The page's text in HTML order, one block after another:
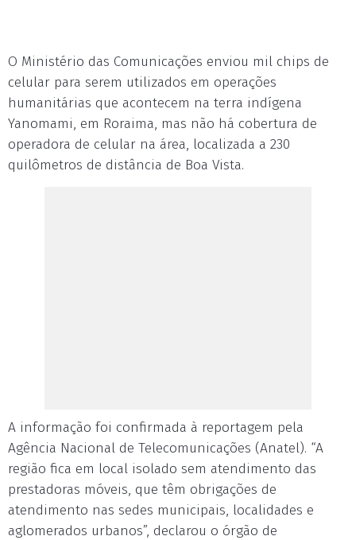
O Ministério das Comunicações enviou mil chips de
celular para serem utilizados em operações
humanitárias que acontecem na terra indígena
Yanomami, em Roraima, mas não há cobertura de
operadora de celular na área, localizada a 230
quilômetros de distância de Boa Vista.
A informação foi confirmada à reportagem pela
Agência Nacional de Telecomunicações (Anatel). “A
região fica em local isolado sem atendimento das
prestadoras móveis, que têm obrigações de
atendimento nas sedes municipais, localidades e
aglomerados urbanos”, declarou o órgão de